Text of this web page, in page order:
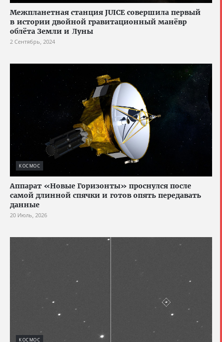
Межпланетная станция JUICE совершила первый
в истории двойной гравитационный манёвр
облёта Земли и Луны
2 Сентябрь, 2024
КОСМОС
Аппарат «Новые Горизонты» проснулся после
самой длинной спячки и готов опять передавать
данные
20 Июль, 2026
КОСМОС